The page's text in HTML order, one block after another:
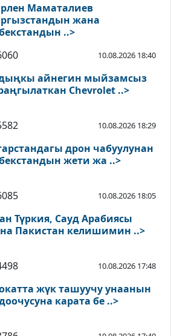
Маматалиев
жана
Өзбекстандын ..>
10.08.2026 18:40
айнегин мыйзамсыз
караңгылаткан Chevrolet ..>
10.08.2026 18:29
дрон чабуулунан
жети жа ..>
10.08.2026 18:05
Түркия, Сауд Арабиясы
Пакистан келишимин ..>
10.08.2026 17:48
жүк ташуучу унаанын
карата бе ..>